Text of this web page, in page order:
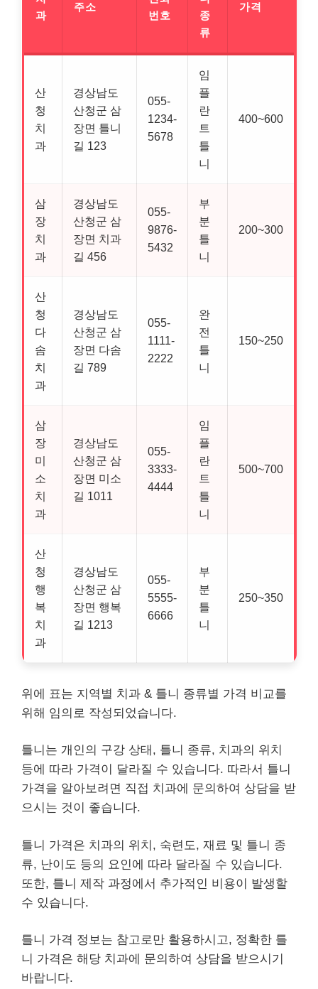
과
주소
번호
종
류
가격
산
청
치
과
경상남도
산청군 삼
장면 틀니
길 123
055-
1234-
5678
임
플
란
트
틀
니
400~600
삼
장
치
과
경상남도
산청군 삼
장면 치과
길 456
055-
9876-
5432
부
분
틀
니
200~300
산
청
다
솜
치
과
경상남도
산청군 삼
장면 다솜
길 789
055-
1111-
2222
완
전
틀
니
150~250
삼
장
미
소
치
과
경상남도
산청군 삼
장면 미소
길 1011
055-
3333-
4444
임
플
란
트
틀
니
500~700
산
청
행
복
치
과
경상남도
산청군 삼
장면 행복
길 1213
055-
5555-
6666
부
분
틀
니
250~350
위에 표는 지역별 치과 & 틀니 종류별 가격 비교를
위해 임의로 작성되었습니다.
틀니는 개인의 구강 상태, 틀니 종류, 치과의 위치
등에 따라 가격이 달라질 수 있습니다. 따라서 틀니
가격을 알아보려면 직접 치과에 문의하여 상담을 받
으시는 것이 좋습니다.
틀니 가격은 치과의 위치, 숙련도, 재료 및 틀니 종
류, 난이도 등의 요인에 따라 달라질 수 있습니다.
또한, 틀니 제작 과정에서 추가적인 비용이 발생할
수 있습니다.
틀니 가격 정보는 참고로만 활용하시고, 정확한 틀
니 가격은 해당 치과에 문의하여 상담을 받으시기
바랍니다.